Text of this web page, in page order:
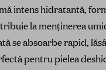
intens hidratantă,
la menținerea
se absoarbe rapid,
pentru pielea